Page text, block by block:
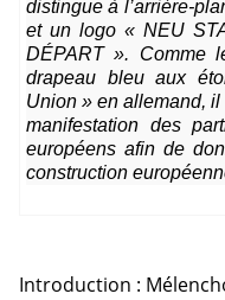
distingue à l’arrière-
et un logo « NEU
DÉPART ». Comme
drapeau bleu aux
Union » en allemand, il
manifestation des
européens afin de
construction
Introduction :